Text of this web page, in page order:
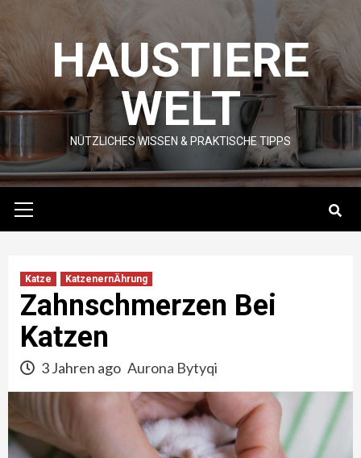
content HAUSTIERE
WELT
NÜTZLICHES WISSEN & PRAKTISCHE TIPPS
Menu
Katze KatzenernÄhrung
Zahnschmerzen Bei
Katzen
3 Jahren ago Aurona Bytyqi